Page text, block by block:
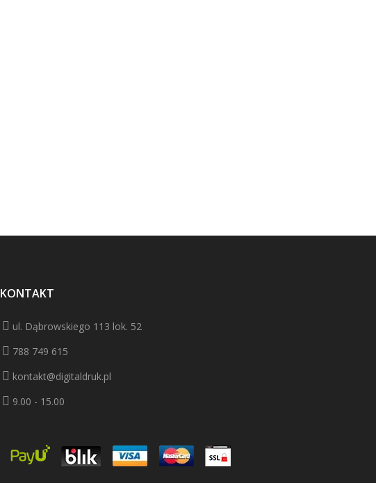
KONTAKT
ul. Dąbrowskiego 113 lok. 52
788 749 615
kontakt@digitaldruk.pl
9.00 - 15.00